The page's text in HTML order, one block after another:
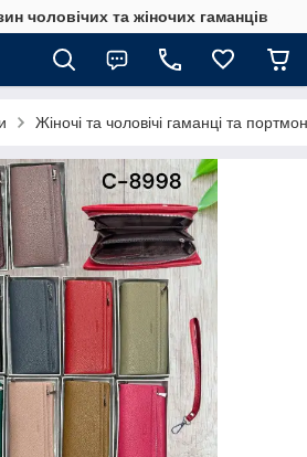
чоловічих та жіночих гаманців
Жіночі та чоловічі гаманці та